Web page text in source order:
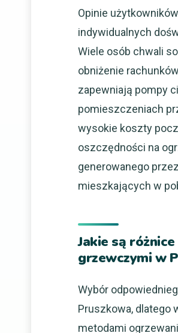
Opinie
indywidualnych
Wiele osób chwali
obniżenie
zapewniają pompy
pomieszczeniach
wysokie koszty
oszczędności na
generowanego
mieszkających w
Jakie są
grzewczymi w
Wybór
Pruszkowa, dlatego
metodami